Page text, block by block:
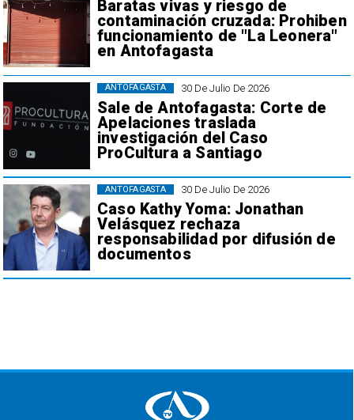
Baratas vivas y riesgo de
contaminación cruzada: Prohiben
funcionamiento de "La Leonera"
en Antofagasta
30 De Julio De 2026
Sale de Antofagasta: Corte de
Apelaciones traslada
investigación del Caso
ProCultura a Santiago
ANTOFAGASTA
30 De Julio De 2026
Caso Kathy Yoma: Jonathan
Velásquez rechaza
responsabilidad por difusión de
documentos
ANTOFAGASTA